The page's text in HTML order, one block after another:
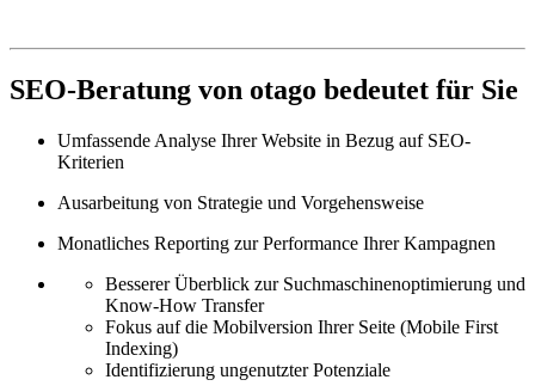
SEO-Beratung von otago bedeutet für Sie
Umfassende Analyse Ihrer Website in Bezug auf SEO-
Kriterien
Ausarbeitung von Strategie und Vorgehensweise
Monatliches Reporting zur Performance Ihrer Kampagnen
Besserer Überblick zur Suchmaschinenoptimierung und
Know-How Transfer
Fokus auf die Mobilversion Ihrer Seite (Mobile First
Indexing)
Identifizierung ungenutzter Potenziale